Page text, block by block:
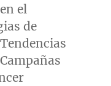
el
de